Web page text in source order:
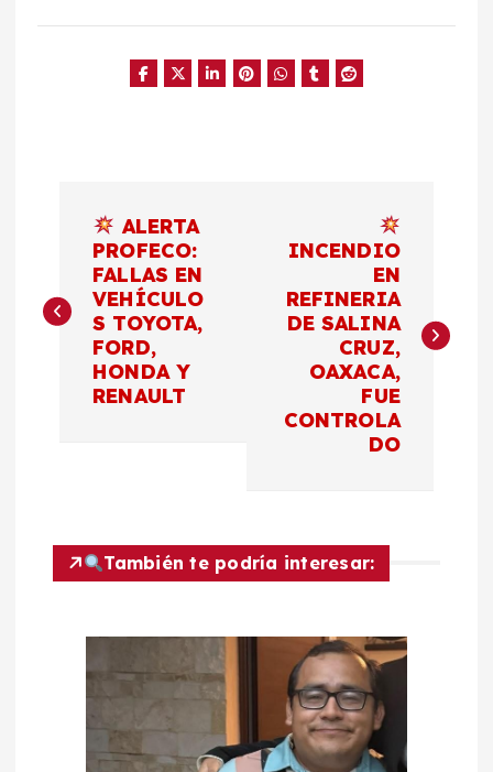
v
c
ALERTA
PROFECO:
FALLAS EN
VEHÍCULO
S TOYOTA,
FORD,
HONDA Y
RENAULT
INCENDIO
EN
REFINERIA
DE SALINA
CRUZ,
OAXACA,
FUE
CONTROLA
DO
También te podría interesar: